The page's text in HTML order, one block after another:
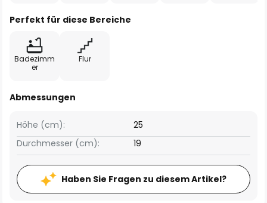
Perfekt für diese Bereiche
Badezimm
er
Flur
Abmessungen
Höhe (cm):
25
Durchmesser (cm):
19
Haben Sie Fragen zu diesem Artikel?